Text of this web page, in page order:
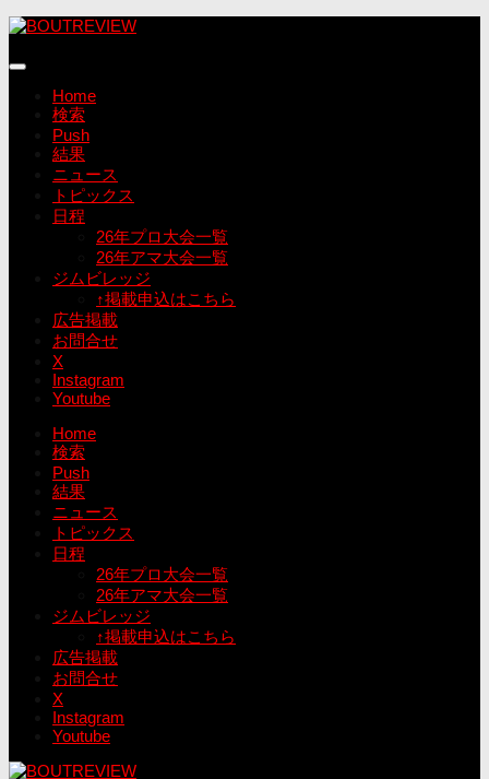
コ
テ
Home
検索
Push
結果
ニュース
トピックス
日程
26年プロ大会一覧
26年アマ大会一覧
ジムビレッジ
↑掲載申込はこちら
広告掲載
お問合せ
X
Instagram
Youtube
Home
検索
Push
結果
ニュース
トピックス
日程
26年プロ大会一覧
26年アマ大会一覧
ジムビレッジ
↑掲載申込はこちら
広告掲載
お問合せ
X
Instagram
Youtube